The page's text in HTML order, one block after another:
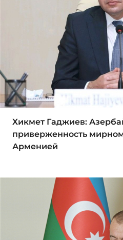
Хикмет Гаджиев:
приверженность
Арменией